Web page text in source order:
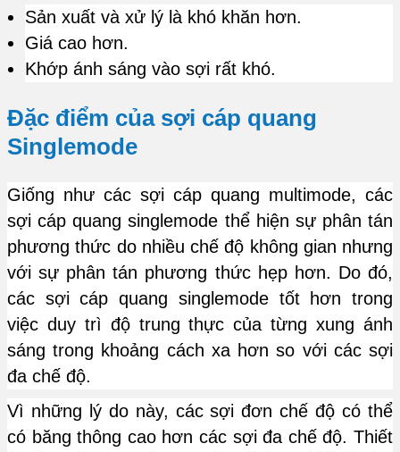
Sản xuất và xử lý là khó khăn hơn.
Giá cao hơn.
Khớp ánh sáng vào sợi rất khó.
Đặc điểm của sợi cáp quang
Singlemode
Giống như các sợi cáp quang multimode, các
sợi cáp quang singlemode thể hiện sự phân tán
phương thức do nhiều chế độ không gian nhưng
với sự phân tán phương thức hẹp hơn. Do đó,
các sợi cáp quang singlemode tốt hơn trong
việc duy trì độ trung thực của từng xung ánh
sáng trong khoảng cách xa hơn so với các sợi
đa chế độ.
Vì những lý do này, các sợi đơn chế độ có thể
có băng thông cao hơn các sợi đa chế độ. Thiết